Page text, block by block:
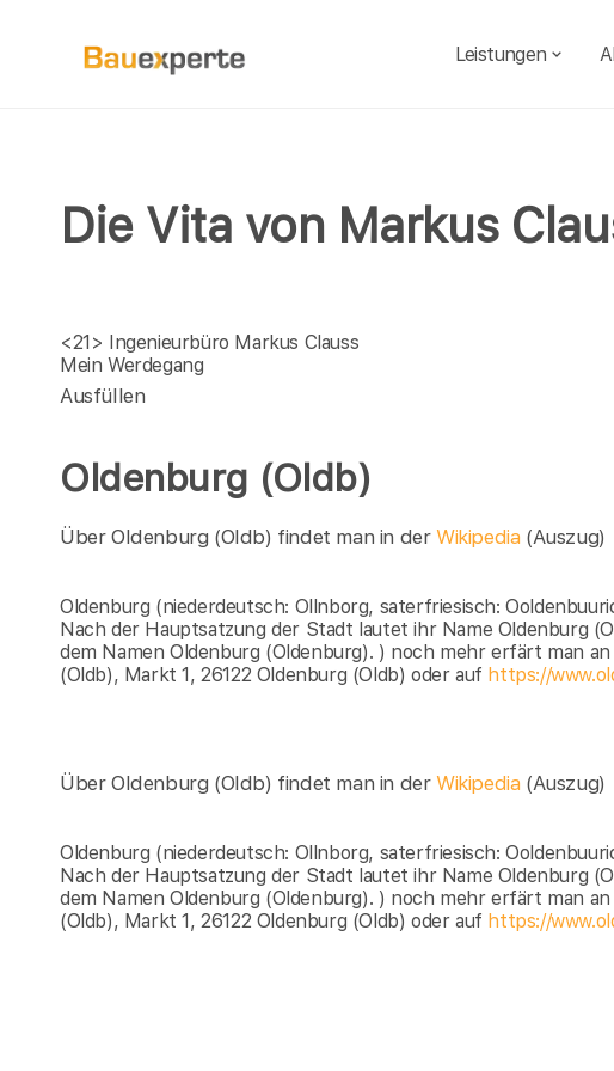
Leistungen
Die Vita von Markus
<21> Ingenieurbüro Markus Clauss
Mein Werdegang
Ausfüllen
Oldenburg (Oldb)
Über Oldenburg (Oldb) findet man in derWikipedia (Auszug)
Oldenburg (niederdeutsch: Ollnborg, saterfriesisch:
Nach der Hauptsatzung der Stadt lautet ihr Name Oldenburg
dem Namen Oldenburg (Oldenburg). ) noch mehr erfärt man
(Oldb), Markt 1, 26122 Oldenburg (Oldb) oder auf https://
Über Oldenburg (Oldb) findet man in derWikipedia (Auszug)
Oldenburg (niederdeutsch: Ollnborg, saterfriesisch:
Nach der Hauptsatzung der Stadt lautet ihr Name Oldenburg
dem Namen Oldenburg (Oldenburg). ) noch mehr erfärt man
(Oldb), Markt 1, 26122 Oldenburg (Oldb) oder auf https://